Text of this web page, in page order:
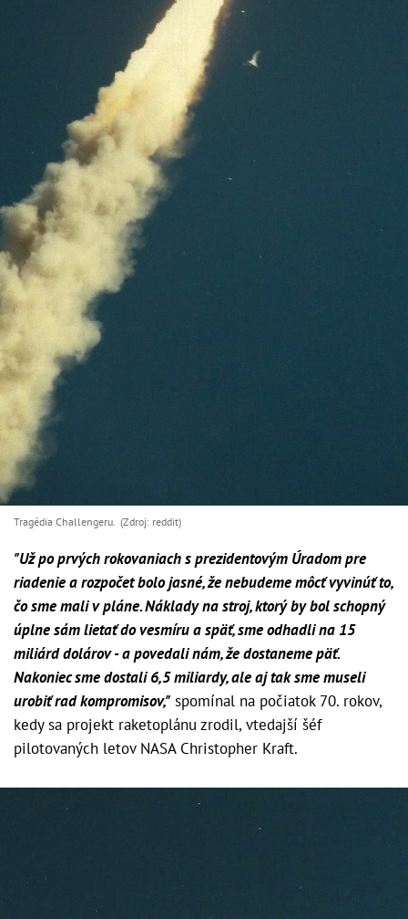
Tragédia Challengeru. (Zdroj: reddit)
"Už po prvých rokovaniach s prezidentovým Úradom pre
riadenie a rozpočet bolo jasné, že nebudeme môcť vyvinúť to,
čo sme mali v pláne. Náklady na stroj, ktorý by bol schopný
úplne sám lietať do vesmíru a späť, sme odhadli na 15
miliárd dolárov - a povedali nám, že dostaneme päť.
Nakoniec sme dostali 6,5 miliardy, ale aj tak sme museli
urobiť rad kompromisov," spomínal na počiatok 70. rokov,
kedy sa projekt raketoplánu zrodil, vtedajší šéf
pilotovaných letov NASA Christopher Kraft.